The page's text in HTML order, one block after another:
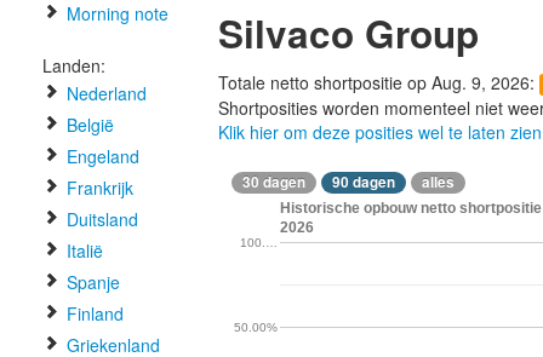
Morning note
Landen:
Nederland
België
Engeland
Frankrijk
Duitsland
Italië
Spanje
Finland
Griekenland
Silvaco Group
Totale netto shortpositie op Aug. 9, 2026:
Shortposities worden momenteel niet
Klik hier om deze posities wel te laten zien
30 dagen 90 dagen alles
Historische opbouw netto
2026
50.00%
100.…